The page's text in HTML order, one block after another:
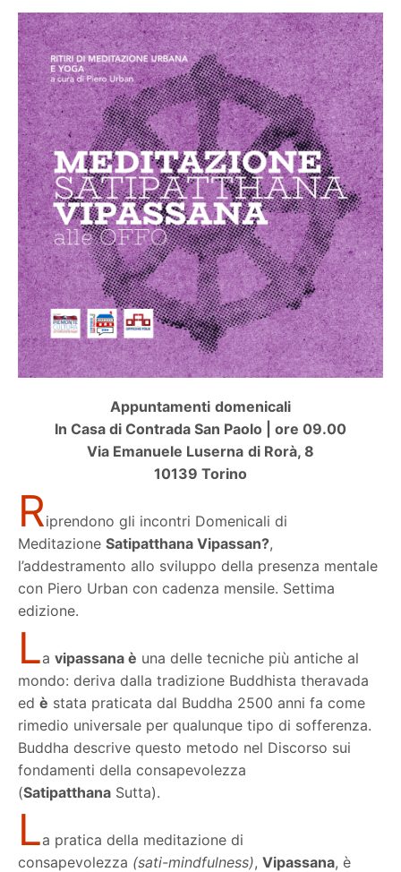
Appuntamenti domenicali
In Casa di Contrada San Paolo | ore 09.00
Via Emanuele Luserna di Rorà, 8
10139 Torino
Riprendono gli incontri Domenicali di
MeditazioneSatipatthana Vipassan?,
l’addestramento allo sviluppo della presenza mentale
con Piero Urban con cadenza mensile. Settima
edizione.
Lavipassana è una delle tecniche più antiche al
mondo: deriva dalla tradizione Buddhista theravada
edè stata praticata dal Buddha 2500 anni fa come
rimedio universale per qualunque tipo di sofferenza.
Buddha descrive questo metodo nel Discorso sui
fondamenti della consapevolezza
(Satipatthana Sutta).
La pratica della meditazione di
consapevolezza (sati-mindfulness),Vipassana, è